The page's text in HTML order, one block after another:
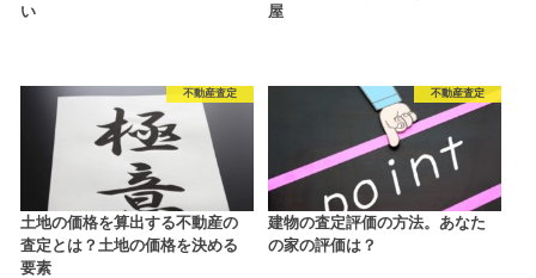
い
屋
不動産査定
土地の価格を算出する不動産の
査定とは？土地の価格を決める
要素
不動産査定
建物の査定評価の方法。あなた
の家の評価は？